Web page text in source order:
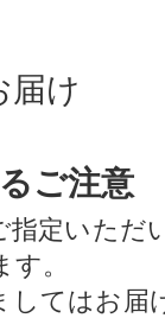
届け
ご注意
定いただ
。
てはお届